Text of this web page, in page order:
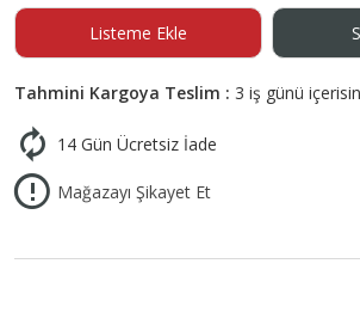
Listeme Ekle
Tahmini Kargoya Teslim : 3 iş günü
14 Gün Ücretsiz İade
Mağazayı Şikayet Et